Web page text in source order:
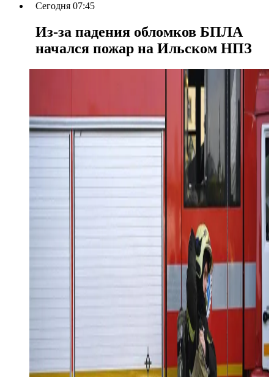
Сегодня 07:45
Из-за падения обломков БПЛА
начался пожар на Ильском НПЗ